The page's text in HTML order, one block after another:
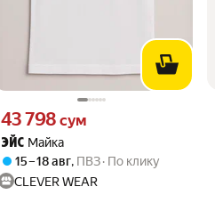
ЭЙС Майка
Цена 43798 сум вместо
43 798 сум
15 – 18 авг, ПВЗ По клику
CLEVER WEAR